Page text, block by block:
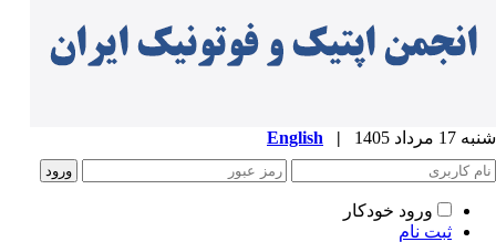
مرداد 1405 |
English
ورود خودکار
ثبت نام